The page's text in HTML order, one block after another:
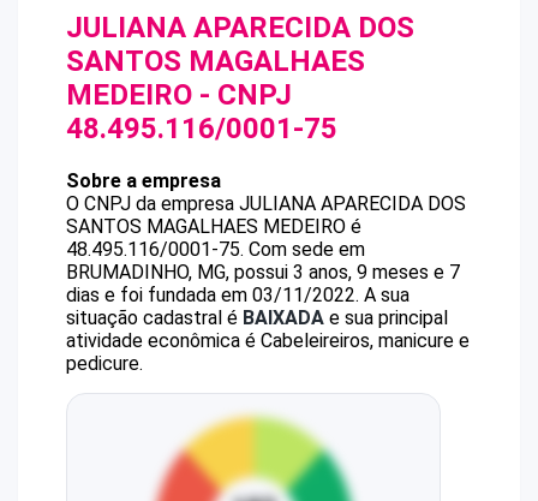
JULIANA APARECIDA DOS
SANTOS MAGALHAES
MEDEIRO - CNPJ
48.495.116/0001-75
Sobre a empresa
O CNPJ da empresa JULIANA APARECIDA DOS
SANTOS MAGALHAES MEDEIRO é
48.495.116/0001-75. Com sede em
BRUMADINHO, MG, possui 3 anos, 9 meses e 7
dias e foi fundada em 03/11/2022. A sua
situação cadastral é BAIXADA e sua principal
atividade econômica é Cabeleireiros, manicure e
pedicure.